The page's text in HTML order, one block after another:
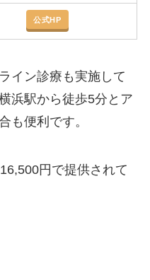
公式HP
イン診療も実施して
浜駅から徒歩5分とア
も便利です。
円で提供されて